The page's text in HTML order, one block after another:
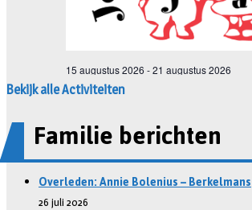
Bekijk alle Activiteiten
Familie berichten
Overleden: Annie Bolenius – Berkelmans
26 juli 2026